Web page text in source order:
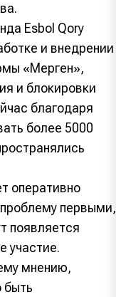
Esbol Qory
и внедрении
«Мерген»,
и блокировки
благодаря
более 5000
оперативно
первыми,
появляется
участие.
мнению,
быть